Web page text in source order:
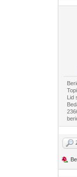
Lid